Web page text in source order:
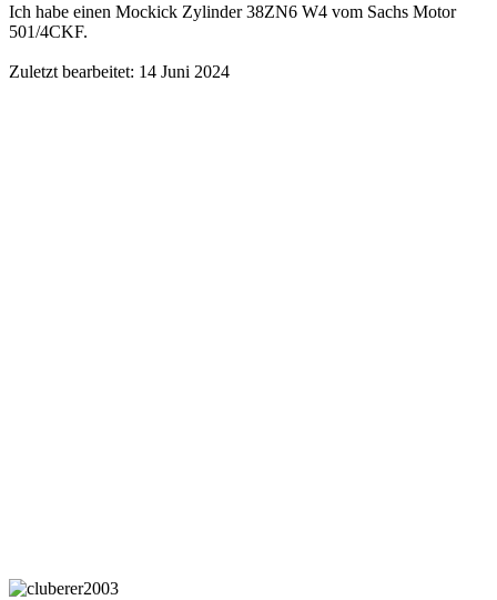
Ich habe einen Mockick Zylinder 38ZN6 W4 vom Sachs Motor
501/4CKF.
Zuletzt bearbeitet: 14 Juni 2024